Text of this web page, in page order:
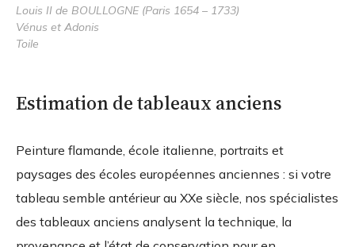
Louis II de BOULLOGNE (Paris 1654 – 1733)
Vénus et Adonis
Toile
Estimation de tableaux anciens
Peinture flamande, école italienne, portraits et
paysages des écoles européennes anciennes : si votre
tableau semble antérieur au XXe siècle, nos spécialistes
des tableaux anciens analysent la technique, la